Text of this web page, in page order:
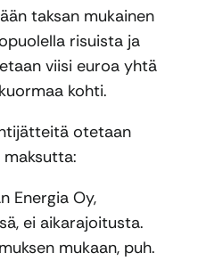
taksan mukainen
risuista ja
viisi euroa yhtä
kohti.
otetaan
Energia Oy,
ei aikarajoitusta.
mukaan, puh.